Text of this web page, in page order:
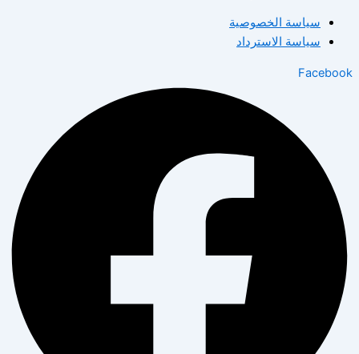
سياسة الخصوصية
سياسة الاسترداد
Facebook